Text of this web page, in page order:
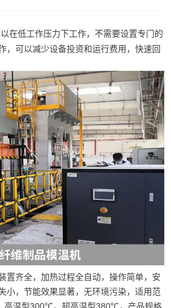
在低工作压力下工作，不需要设置专门的
，可以减少设备投资和运行费用，快速回
置齐全，加热过程全自动，操作简单，安
小，节能效果显著，无环境污染，适用范